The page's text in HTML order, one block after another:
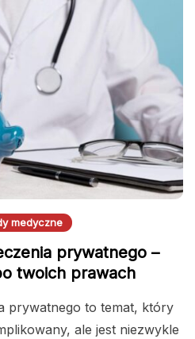
medyczne
prywatnego –
twoich prawach
prywatnego to temat, który
ale jest niezwykle